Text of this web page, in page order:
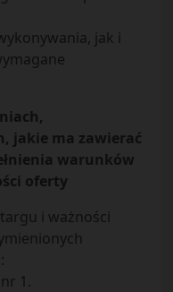
jak i
jakie ma zawierać
warunków
oferty
i ważności
1.